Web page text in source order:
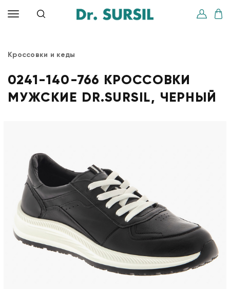
Кроссовки и кеды
0241-140-766 КРОССОВКИ
МУЖСКИЕ DR.SURSIL, ЧЕРНЫЙ